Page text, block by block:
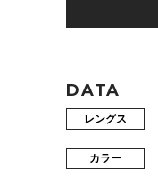
DATA
レングス
カラー